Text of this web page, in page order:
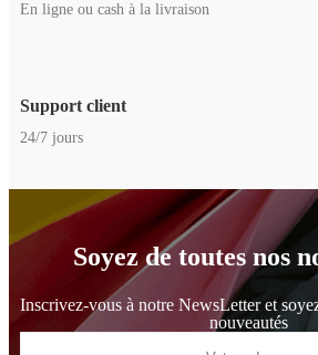
En ligne ou cash à la livraison
Support client
24/7 jours
Soyez de toutes nos
Inscrivez-vous à notre NewsLetter et
nouveautés